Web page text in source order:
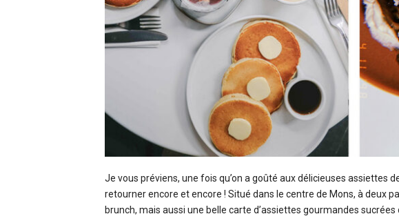
Je vous préviens, une fois qu’on a goûté aux délicieuses assiettes
retourner encore et encore ! Situé dans le centre de Mons, à deux
brunch, mais aussi une belle carte d’assiettes gourmandes sucrées